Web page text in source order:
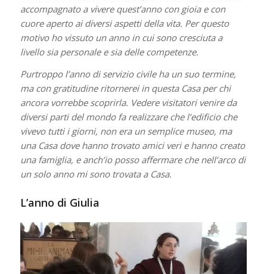
accompagnato a vivere quest’anno con gioia e con
cuore aperto ai diversi aspetti della vita. Per questo
motivo ho vissuto un anno in cui sono cresciuta a
livello sia personale e sia delle competenze.
Purtroppo l’anno di servizio civile ha un suo termine,
ma con gratitudine ritornerei in questa Casa per chi
ancora vorrebbe scoprirla. Vedere visitatori venire da
diversi parti del mondo fa realizzare che l’edificio che
vivevo tutti i giorni, non era un semplice museo, ma
una Casa dove hanno trovato amici veri e hanno creato
una famiglia, e anch’io posso affermare che nell’arco di
un solo anno mi sono trovata a Casa.
L’anno di Giulia